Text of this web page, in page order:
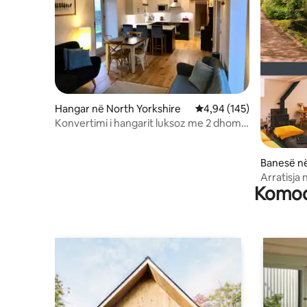
Hangar në North Yorkshire Vlerësimi mesatar 4,94
4,94 (145)
Konvertimi i hangarit luksoz me 2 dhoma
Banesë
Arratisja